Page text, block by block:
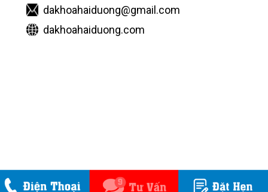
dakhoahaiduong@gmail.com
dakhoahaiduong.com